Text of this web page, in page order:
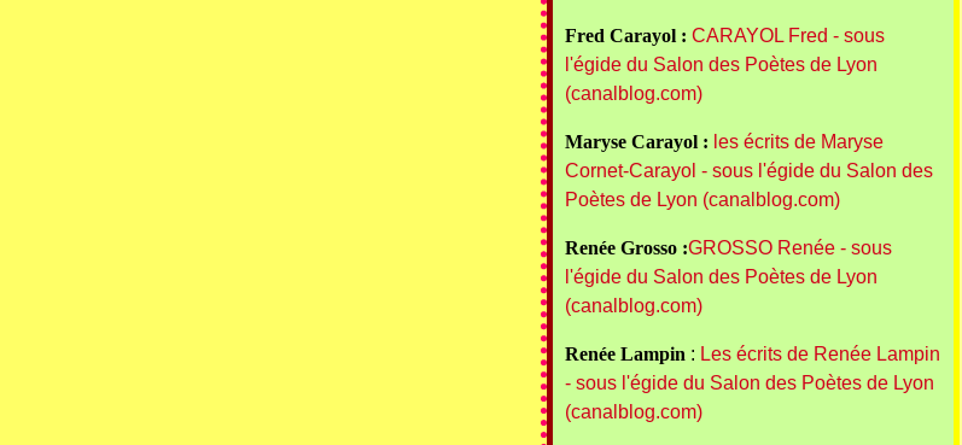
Fred Carayol : CARAYOL Fred - sous
l'égide du Salon des Poètes de Lyon
(canalblog.com)
Maryse Carayol : les écrits de Maryse
Cornet-Carayol - sous l'égide du Salon des
Poètes de Lyon (canalblog.com)
Renée Grosso :GROSSO Renée - sous
l'égide du Salon des Poètes de Lyon
(canalblog.com)
Renée Lampin : Les écrits de Renée Lampin
- sous l'égide du Salon des Poètes de Lyon
(canalblog.com)